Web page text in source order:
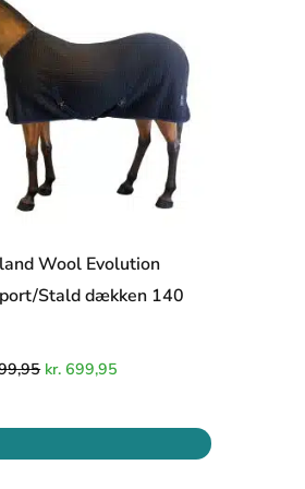
Wool Evolution
Stald dækken 140
kr. 699,95
oprindeligeaktuelle